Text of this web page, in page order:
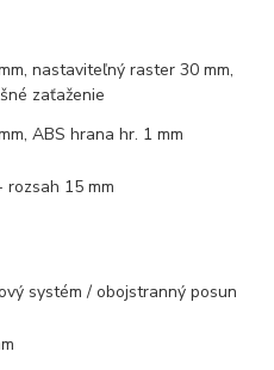
nastaviteľný raster 30 mm,
zaťaženie
ABS hrana hr. 1 mm
15 mm
systém / obojstranný posun